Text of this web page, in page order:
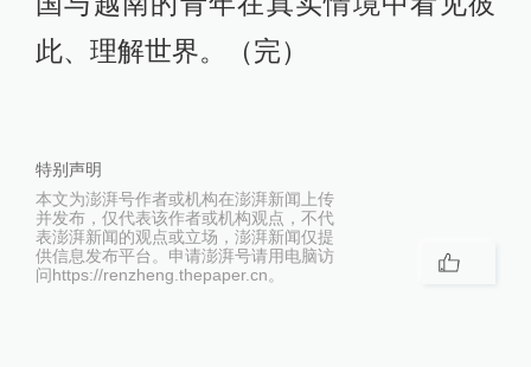
此、理解世界。（完）
特别声明
本文为澎湃号作者或机构在澎湃新闻上传
并发布，仅代表该作者或机构观点，不代
表澎湃新闻的观点或立场，澎湃新闻仅提
供信息发布平台。申请澎湃号请用电脑访
问https://renzheng.thepaper.cn。